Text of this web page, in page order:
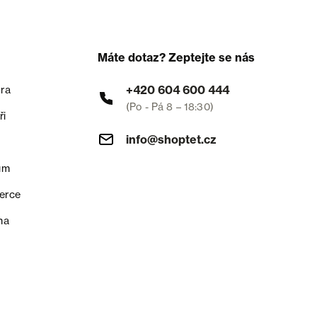
Máte dotaz? Zeptejte se nás
+420 604 600 444
(Po - Pá 8 – 18:30)
info@shoptet.cz